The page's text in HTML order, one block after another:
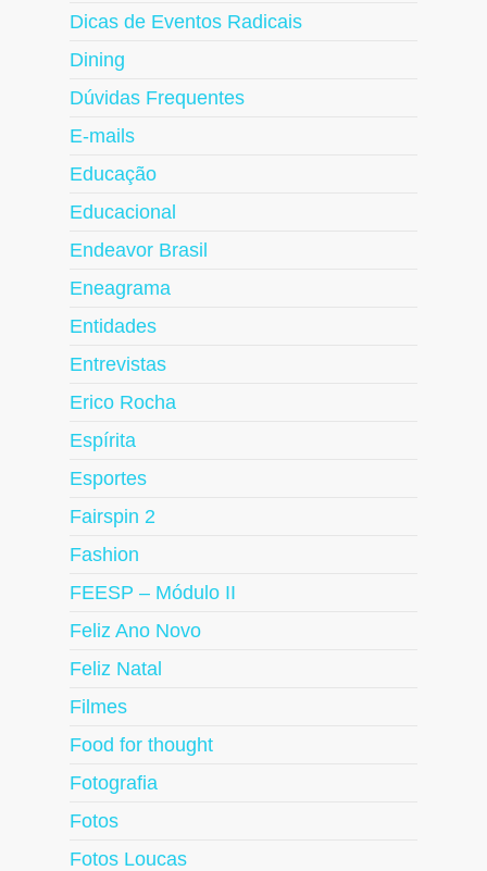
Dicas de Eventos Radicais
Dining
Dúvidas Frequentes
E-mails
Educação
Educacional
Endeavor Brasil
Eneagrama
Entidades
Entrevistas
Erico Rocha
Espírita
Esportes
Fairspin 2
Fashion
FEESP – Módulo II
Feliz Ano Novo
Feliz Natal
Filmes
Food for thought
Fotografia
Fotos
Fotos Loucas